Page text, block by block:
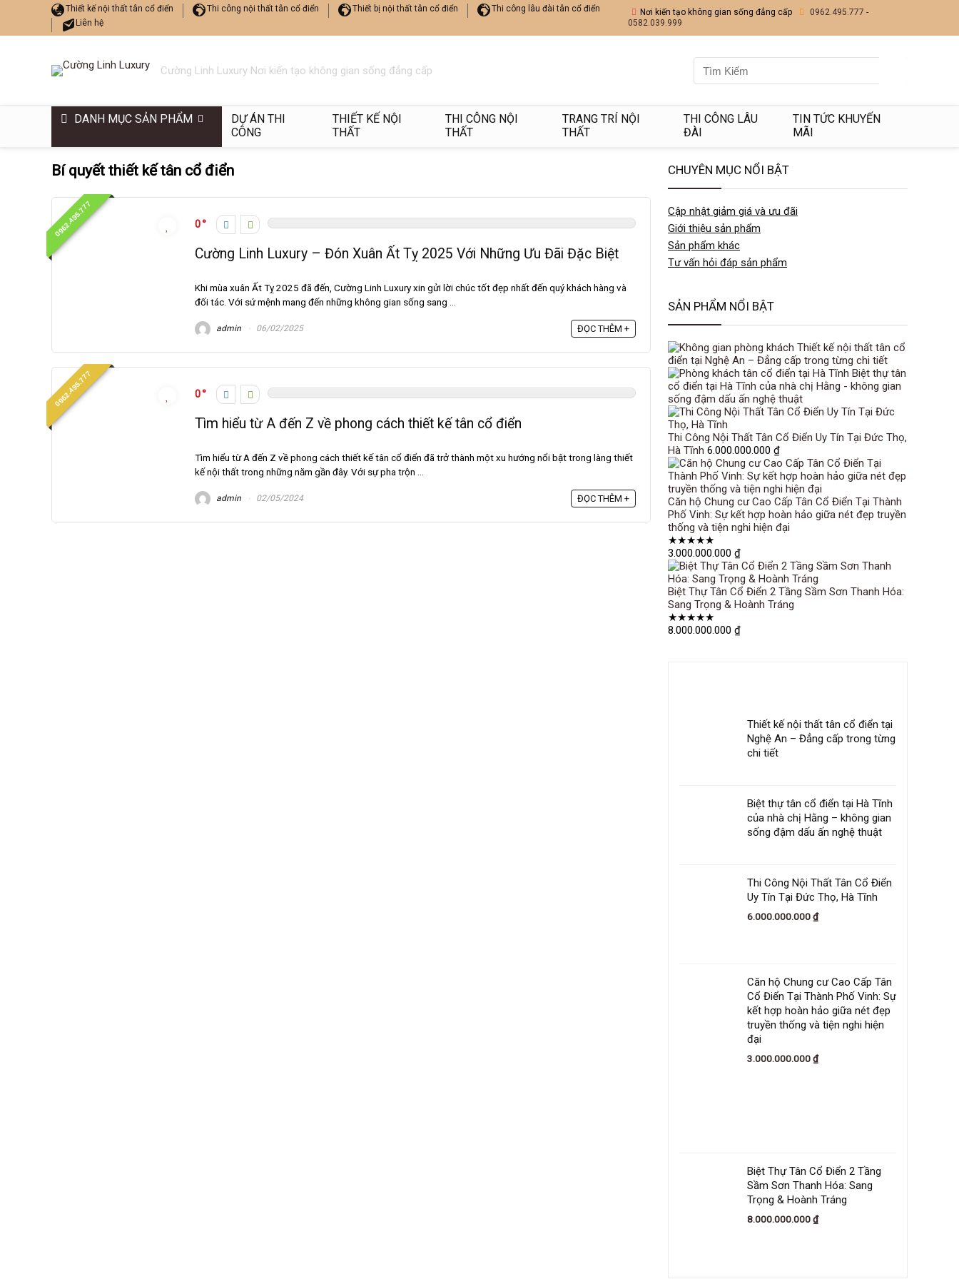
Thiết kế nội thất tân cổ điển Thi công nội thất tân cổ điển Thiết bị nội thất tân cổ điển
Thi công lâu đài tân cổ điển
Liên hệ
Nơi kiến tạo không gian sống đẳng cấp
0962.495.777 -
0582.039.999
Cường Linh Luxury Nơi kiến tạo không gian sống đẳng cấp
DANH MỤC SẢN PHẨM
DỰ ÁN THI
CÔNG
THIẾT KẾ NỘI
THẤT
THI CÔNG NỘI
THẤT
TRANG TRÍ NỘI
THẤT
THI CÔNG LÂU
ĐÀI
TIN TỨC KHUYẾN
MÃI
Bí quyết thiết kế tân cổ điển
0962.495.777 0
Cường Linh Luxury – Đón Xuân Ất Tỵ 2025 Với Những Ưu Đãi Đặc Biệt
Khi mùa xuân Ất Tỵ 2025 đã đến, Cường Linh Luxury xin gửi lời chúc tốt đẹp nhất đến quý khách hàng và
đối tác. Với sứ mệnh mang đến những không gian sống sang ...
admin 06/02/2025 ĐỌC THÊM +
0962.495.777 0
Tìm hiểu từ A đến Z về phong cách thiết kế tân cổ điển
Tìm hiểu từ A đến Z về phong cách thiết kế tân cổ điển đã trở thành một xu hướng nổi bật trong làng thiết
kế nội thất trong những năm gần đây. Với sự pha trộn ...
admin 02/05/2024 ĐỌC THÊM +
CHUYÊN MỤC NỔI BẬT
Cập nhật giảm giá và ưu đãi
Giới thiệu sản phẩm
Sản phẩm khác
Tư vấn hỏi đáp sản phẩm
SẢN PHẨM NỔI BẬT
Thiết kế nội thất tân cổ
điển tại Nghệ An – Đẳng cấp trong từng chi tiết
Biệt thự tân
cổ điển tại Hà Tĩnh của nhà chị Hằng - không gian
sống đậm dấu ấn nghệ thuật
Thi Công Nội Thất Tân Cổ Điển Uy Tín Tại Đức Thọ,
Hà Tĩnh 6.000.000.000 ₫
Căn hộ Chung cư Cao Cấp Tân Cổ Điển Tại Thành
Phố Vinh: Sự kết hợp hoàn hảo giữa nét đẹp truyền
thống và tiện nghi hiện đại
★★★★★
3.000.000.000 ₫
Biệt Thự Tân Cổ Điển 2 Tầng Sầm Sơn Thanh Hóa:
Sang Trọng & Hoành Tráng
★★★★★
8.000.000.000 ₫
Thiết kế nội thất tân cổ điển tại
Nghệ An – Đẳng cấp trong từng
chi tiết
Biệt thự tân cổ điển tại Hà Tĩnh
của nhà chị Hằng – không gian
sống đậm dấu ấn nghệ thuật
Thi Công Nội Thất Tân Cổ Điển
Uy Tín Tại Đức Thọ, Hà Tĩnh
6.000.000.000₫
Căn hộ Chung cư Cao Cấp Tân
Cổ Điển Tại Thành Phố Vinh: Sự
kết hợp hoàn hảo giữa nét đẹp
truyền thống và tiện nghi hiện
đại
3.000.000.000₫
Biệt Thự Tân Cổ Điển 2 Tầng
Sầm Sơn Thanh Hóa: Sang
Trọng & Hoành Tráng
8.000.000.000₫